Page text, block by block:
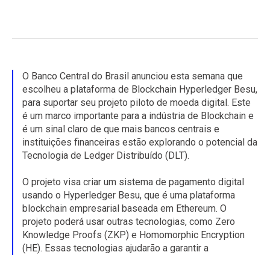
O Banco Central do Brasil anunciou esta semana que
escolheu a plataforma de Blockchain Hyperledger Besu,
para suportar seu projeto piloto de moeda digital. Este
é um marco importante para a indústria de Blockchain e
é um sinal claro de que mais bancos centrais e
instituições financeiras estão explorando o potencial da
Tecnologia de Ledger Distribuído (DLT).
O projeto visa criar um sistema de pagamento digital
usando o Hyperledger Besu, que é uma plataforma
blockchain empresarial baseada em Ethereum. O
projeto poderá usar outras tecnologias, como Zero
Knowledge Proofs (ZKP) e Homomorphic Encryption
(HE). Essas tecnologias ajudarão a garantir a